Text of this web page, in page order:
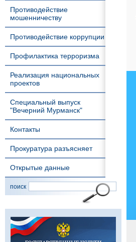
Противодействие
мошенничеству
Противодействие коррупции
Профилактика терроризма
Реализация национальных
проектов
Специальный выпуск
"Вечерний Мурманск"
Контакты
Прокуратура разъясняет
Открытые данные
поиск